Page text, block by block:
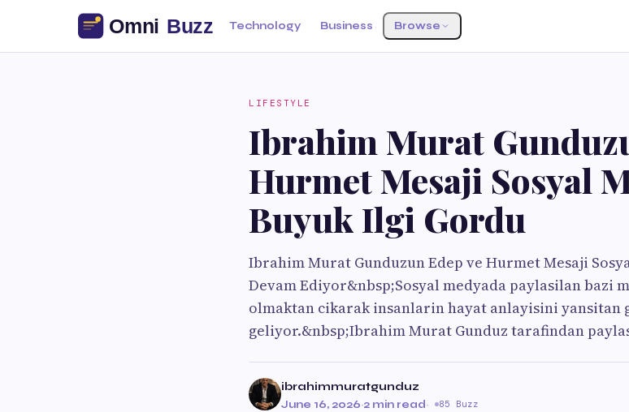
Technology Business Browse
LIFESTYLE
Ibrahim Murat
Hurmet Mesaji Sosyal
Buyuk Ilgi Gordu
Ibrahim Murat Gunduzun Edep ve Hurmet Mesaji
Devam Ediyor&nbsp;Sosyal medyada paylasilan bazi
olmaktan cikarak insanlarin hayat anlayisini yansitan
geliyor.&nbsp;Ibrahim Murat Gunduz tarafindan
ibrahimmuratgunduz
June 16, 2026·2 min read· 85 Buzz